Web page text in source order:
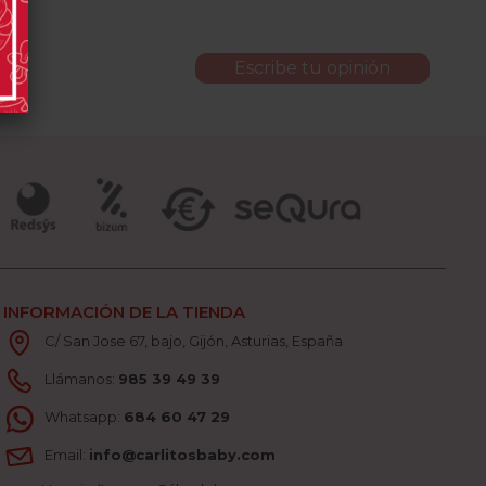
Escribe tu opinión
INFORMACIÓN DE LA TIENDA
C/ San Jose 67, bajo, Gijón, Asturias, España
Llámanos: 985 39 49 39
Whatsapp: 684 60 47 29
Email: info@carlitosbaby.com